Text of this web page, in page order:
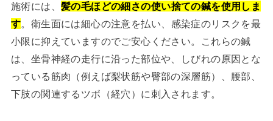
施術には、 髪の毛ほどの細さの使い捨ての鍼を使用しま
す。衛生面には細心の注意を払い、感染症のリスクを最
小限に抑えていますのでご安心ください。これらの鍼
は、坐骨神経の走行に沿った部位や、しびれの原因とな
っている筋肉（例えば梨状筋や臀部の深層筋）、腰部、
下肢の関連するツボ（経穴）に刺入されます。